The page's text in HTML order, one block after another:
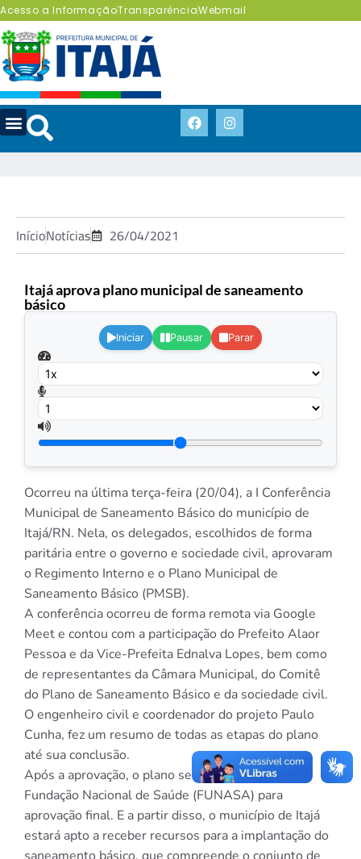
Acesso a InformaçãoTransparênciaWebmail
InícioNotícias 26/04/2021
Itajá aprova plano municipal de saneamento
básico
Iniciar Pausar Parar
Ocorreu na última terça-feira (20/04), a I Conferência
Municipal de Saneamento Básico do município de
Itajá/RN. Nela, os delegados, escolhidos de forma
paritária entre o governo e sociedade civil, aprovaram
o Regimento Interno e o Plano Municipal de
Saneamento Básico (PMSB).
A conferência ocorreu de forma remota via Google
Meet e contou com a participação do Prefeito Alaor
Pessoa e da Vice-Prefeita Ednalva Lopes, bem como
de representantes da Câmara Municipal, do Comitê
do Plano de Saneamento Básico e da sociedade civil.
O engenheiro civil e coordenador do projeto Paulo
Cunha, fez um resumo de todas as etapas do plano
até sua conclusão.
Após a aprovação, o plano será encaminhado a
Fundação Nacional de Saúde (FUNASA) para
aprovação final. E a partir disso, o município de Itajá
estará apto a receber recursos para a implantação do